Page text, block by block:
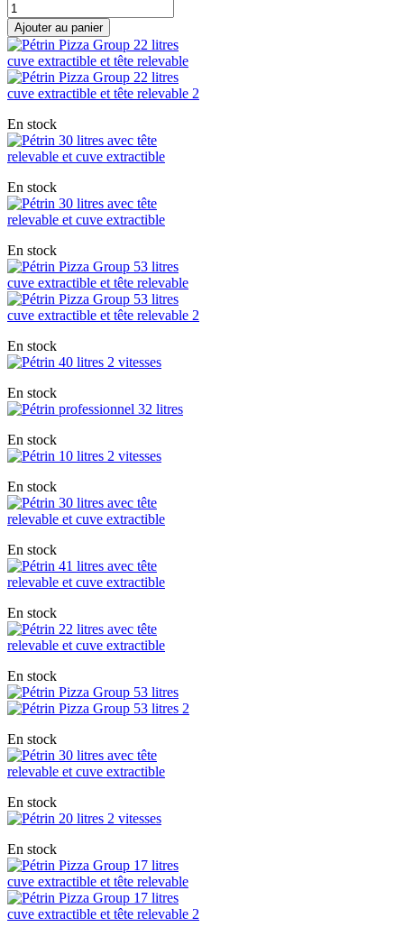
Ajouter au panier
En stock
En stock
En stock
En stock
En stock
En stock
En stock
En stock
En stock
En stock
En stock
En stock
En stock